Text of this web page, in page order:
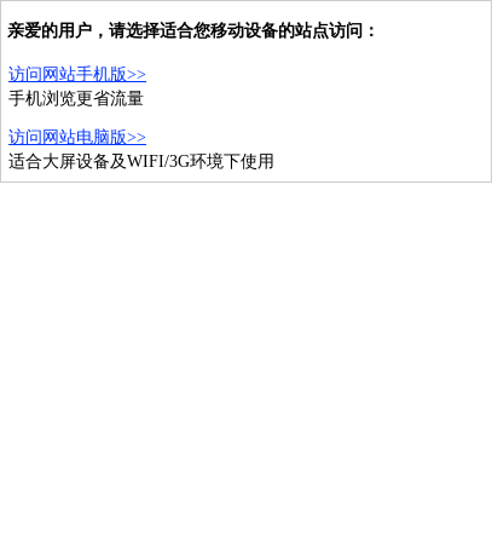
亲爱的用户，请选择适合您移动设备的站点访问：
访问网站手机版>>
手机浏览更省流量
访问网站电脑版>>
适合大屏设备及WIFI/3G环境下使用